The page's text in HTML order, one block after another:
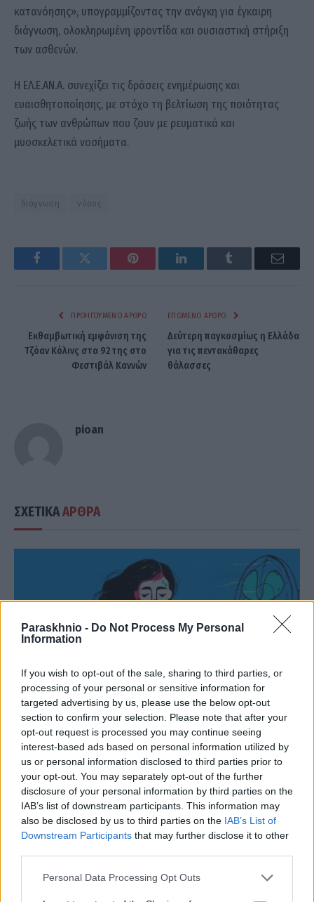
Paraskhnio - Do Not Process My Personal
Information
If you wish to opt-out of the sale, sharing to third parties, or
processing of your personal or sensitive information for
targeted advertising by us, please use the below opt-out
section to confirm your selection. Please note that after your
opt-out request is processed you may continue seeing
interest-based ads based on personal information utilized by
us or personal information disclosed to third parties prior to
your opt-out. You may separately opt-out of the further
disclosure of your personal information by third parties on the
IAB’s list of downstream participants. This information may
also be disclosed by us to third parties on the IAB’s List of
Downstream Participants that may further disclose it to other
Please note that this website/app uses one or more Google
Personal Data Processing Opt Outs
κατανόησης», υπογραμμίζοντας την ανάγκη για έγκαιρη
διάγνωση, ολοκληρωμένη φροντίδα και ουσιαστική στήριξη
των ασθενών.
Η ΕΛ.Ε.ΑΝ.Α. συνεχίζει τις δράσεις ενημέρωσης και
ευαισθητοποίησης, με στόχο τη βελτίωση της ποιότητας
ζωής των ανθρώπων που ζουν με ρευματικά και
μυοσκελετικά νοσήματα.
διάγνωση νόσος
FacebookTwitter Pinterest LinkedInTumblr Email
ΠΡΟΗΓΟΎΜΕΝΟ ΆΡΘΡΟ
Εκθαμβωτική εμφάνιση της
Τζόαν Κόλινς στα 92 της στο
Φεστιβάλ Καννών
ΕΠΌΜΕΝΟ ΆΡΘΡΟ
Δεύτερη παγκοσμίως η Ελλάδα
για τις πεντακάθαρες
θάλασσες
pioan
ΣΧΕΤΙΚΑΑΡΘΡΑ
ΥΓΕΊΑ - ΠΕΡΙΒΆΛΛΟΝ
Καλοκαίρι και γυναικεία υγεία: 5 προβλήματα που
εμφανίζονται συχνότερα
ΑΝΑΡΤΗΘΗΚΕ ΑΠΟ ΣΤΈΛΛΑ ΛΊΤΑΙΝΑ 7 ΑΥΓΟΎΣΤΟΥ 2026